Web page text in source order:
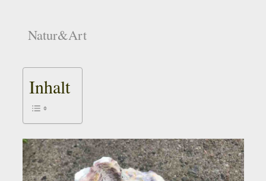
Natur&Art
Inhalt